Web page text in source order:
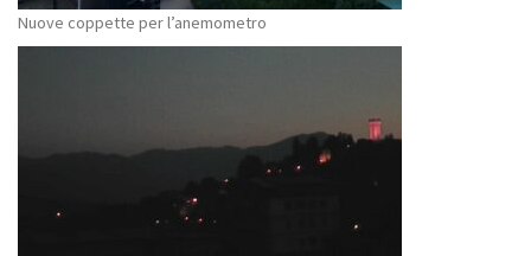
Nuove coppette per l’anemometro